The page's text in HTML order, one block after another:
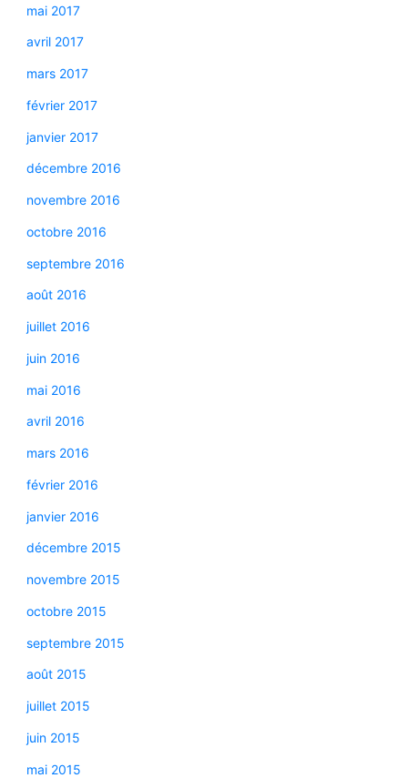
mai 2017
avril 2017
mars 2017
février 2017
janvier 2017
décembre 2016
novembre 2016
octobre 2016
septembre 2016
août 2016
juillet 2016
juin 2016
mai 2016
avril 2016
mars 2016
février 2016
janvier 2016
décembre 2015
novembre 2015
octobre 2015
septembre 2015
août 2015
juillet 2015
juin 2015
mai 2015